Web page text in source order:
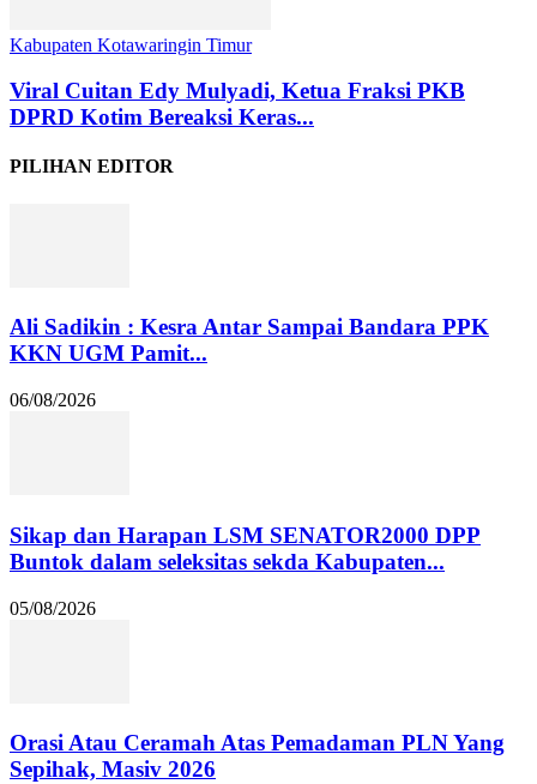
Kabupaten Kotawaringin Timur
Viral Cuitan Edy Mulyadi, Ketua Fraksi PKB
DPRD Kotim Bereaksi Keras...
PILIHAN EDITOR
Ali Sadikin : Kesra Antar Sampai Bandara PPK
KKN UGM Pamit...
06/08/2026
Sikap dan Harapan LSM SENATOR2000 DPP
Buntok dalam seleksitas sekda Kabupaten...
05/08/2026
Orasi Atau Ceramah Atas Pemadaman PLN Yang
Sepihak, Masiv 2026